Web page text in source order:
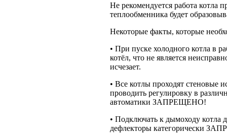
Не рекомендуется работа котла
теплообменника будет
Некоторые факты, которые
• При пуске холодного котла в
котёл, что не является
исчезает.
• Все котлы проходят стеновые
проводить регулировку в
автоматики ЗАПРЕЩЕНО!
• Подключать к дымоходу котла
дефлекторы категорически